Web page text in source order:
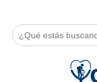
Buscar: